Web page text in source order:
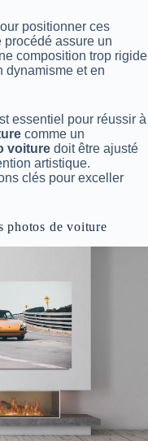
positionner ces
procédé assure un
composition trop rigide
dynamisme et en
essentiel pour réussir à
comme un
voiture doit être ajusté
artistique.
clés pour exceller
photos de voiture